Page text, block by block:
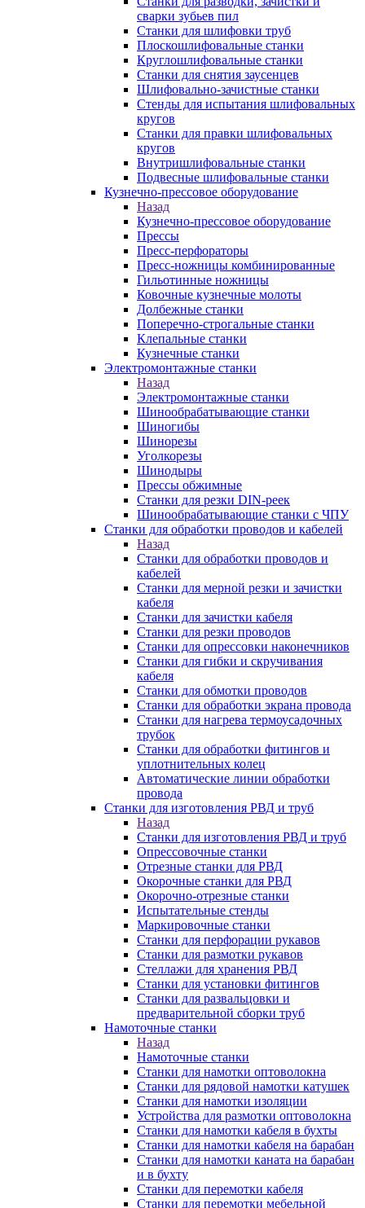
сварки зубьев пил
Станки для шлифовки труб
Плоскошлифовальные станки
Круглошлифовальные станки
Станки для снятия заусенцев
Шлифовально-зачистные станки
Стенды для испытания шлифовальных
кругов
Станки для правки шлифовальных
кругов
Внутришлифовальные станки
Подвесные шлифовальные станки
Кузнечно-прессовое оборудование
Назад
Кузнечно-прессовое оборудование
Прессы
Пресс-перфораторы
Пресс-ножницы комбинированные
Гильотинные ножницы
Ковочные кузнечные молоты
Долбежные станки
Поперечно-строгальные станки
Клепальные станки
Кузнечные станки
Электромонтажные станки
Назад
Электромонтажные станки
Шинообрабатывающие станки
Шиногибы
Шинорезы
Уголкорезы
Шинодыры
Прессы обжимные
Станки для резки DIN-реек
Шинообрабатывающие станки с ЧПУ
Станки для обработки проводов и кабелей
Назад
Станки для обработки проводов и
кабелей
Станки для мерной резки и зачистки
кабеля
Станки для зачистки кабеля
Станки для резки проводов
Станки для опрессовки наконечников
Станки для гибки и скручивания
кабеля
Станки для обмотки проводов
Станки для обработки экрана провода
Станки для нагрева термоусадочных
трубок
Станки для обработки фитингов и
уплотнительных колец
Автоматические линии обработки
провода
Станки для изготовления РВД и труб
Назад
Станки для изготовления РВД и труб
Опрессовочные станки
Отрезные станки для РВД
Окорочные станки для РВД
Окорочно-отрезные станки
Испытательные стенды
Маркировочные станки
Станки для перфорации рукавов
Станки для размотки рукавов
Стеллажи для хранения РВД
Станки для установки фитингов
Станки для развальцовки и
предварительной сборки труб
Намоточные станки
Назад
Намоточные станки
Станки для намотки оптоволокна
Станки для рядовой намотки катушек
Станки для намотки изоляции
Устройства для размотки оптоволокна
Станки для намотки кабеля в бухты
Станки для намотки кабеля на барабан
Станки для намотки каната на барабан
и в бухту
Станки для перемотки кабеля
Станки для перемотки мебельной